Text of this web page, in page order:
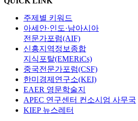
주제별 키워드
아세안·인도·남아시아
전문가포럼(AIF)
신흥지역정보종합
지식포탈(EMERiCs)
중국전문가포럼(CSF)
한미경제연구소(KEI)
EAER 영문학술지
APEC 연구센터 컨소시엄 사무국
KIEP 뉴스레터